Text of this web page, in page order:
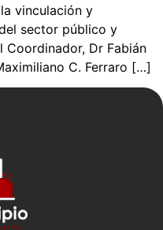
vinculación y
sector público y
Dr Fabián
C. Ferraro […]